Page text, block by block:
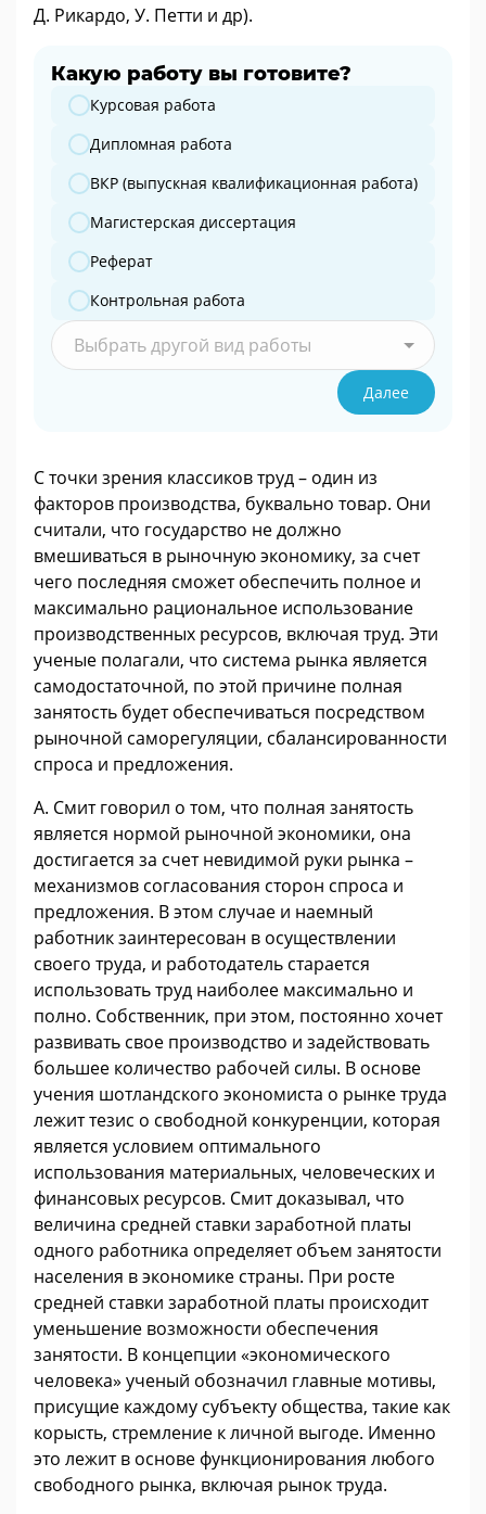
Д. Рикардо, У. Петти и др).
Какую работу вы готовите?
Какую работу вы готовите?
Курсовая работа
Дипломная работа
ВКР (выпускная квалификационная работа)
Магистерская диссертация
Реферат
Контрольная работа
Выбрать другой вид работы
Далее
С точки зрения классиков труд – один из
факторов производства, буквально товар. Они
считали, что государство не должно
вмешиваться в рыночную экономику, за счет
чего последняя сможет обеспечить полное и
максимально рациональное использование
производственных ресурсов, включая труд. Эти
ученые полагали, что система рынка является
самодостаточной, по этой причине полная
занятость будет обеспечиваться посредством
рыночной саморегуляции, сбалансированности
спроса и предложения.
А. Смит говорил о том, что полная занятость
является нормой рыночной экономики, она
достигается за счет невидимой руки рынка –
механизмов согласования сторон спроса и
предложения. В этом случае и наемный
работник заинтересован в осуществлении
своего труда, и работодатель старается
использовать труд наиболее максимально и
полно. Собственник, при этом, постоянно хочет
развивать свое производство и задействовать
большее количество рабочей силы. В основе
учения шотландского экономиста о рынке труда
лежит тезис о свободной конкуренции, которая
является условием оптимального
использования материальных, человеческих и
финансовых ресурсов. Смит доказывал, что
величина средней ставки заработной платы
одного работника определяет объем занятости
населения в экономике страны. При росте
средней ставки заработной платы происходит
уменьшение возможности обеспечения
занятости. В концепции «экономического
человека» ученый обозначил главные мотивы,
присущие каждому субъекту общества, такие как
корысть, стремление к личной выгоде. Именно
это лежит в основе функционирования любого
свободного рынка, включая рынок труда.